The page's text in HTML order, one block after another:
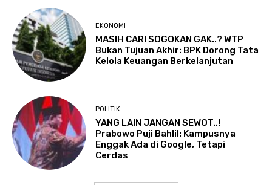
EKONOMI
MASIH CARI SOGOKAN GAK..? WTP
Bukan Tujuan Akhir: BPK Dorong Tata
Kelola Keuangan Berkelanjutan
POLITIK
YANG LAIN JANGAN SEWOT..!
Prabowo Puji Bahlil: Kampusnya
Enggak Ada di Google, Tetapi
Cerdas